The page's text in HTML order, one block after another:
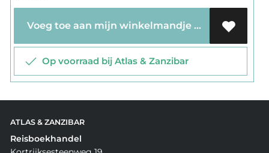
Voeg toe aan mijn winkelmandje
Op voorraad bij Atlas & Zanzibar
ATLAS & ZANZIBAR
Reisboekhandel